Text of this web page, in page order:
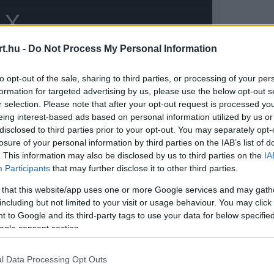
- Do Not Process My Personal Information
opt-out of the sale, sharing to third parties, or processing of your
for targeted advertising by us, please use the below opt-out
selection. Please note that after your opt-out request is processed
interest-based ads based on personal information utilized by us
to third parties prior to your opt-out. You may separately
of your personal information by third parties on the IAB’s list of
This information may also be disclosed by us to third parties on the
Participants that may further disclose it to other third parties.
that this website/app uses one or more Google services and may
but not limited to your visit or usage behaviour. You may
to Google and its third-party tags to use your data for below
consent section.
Data Processing Opt Outs
be, hogy 18 év után búcsút int a
autóval Max Verstappen
címét, ám a lendület hamar megtört.